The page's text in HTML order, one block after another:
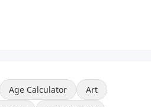
Age Calculator
Art